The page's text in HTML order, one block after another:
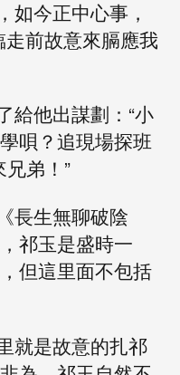
如今正中心事，
前故意來膈應我
給他出謀劃：“小
唄？追現場探班
弟！”
長生無聊破陰
祁玉是盛時一
但這里面不包括
就是故意的扎祁